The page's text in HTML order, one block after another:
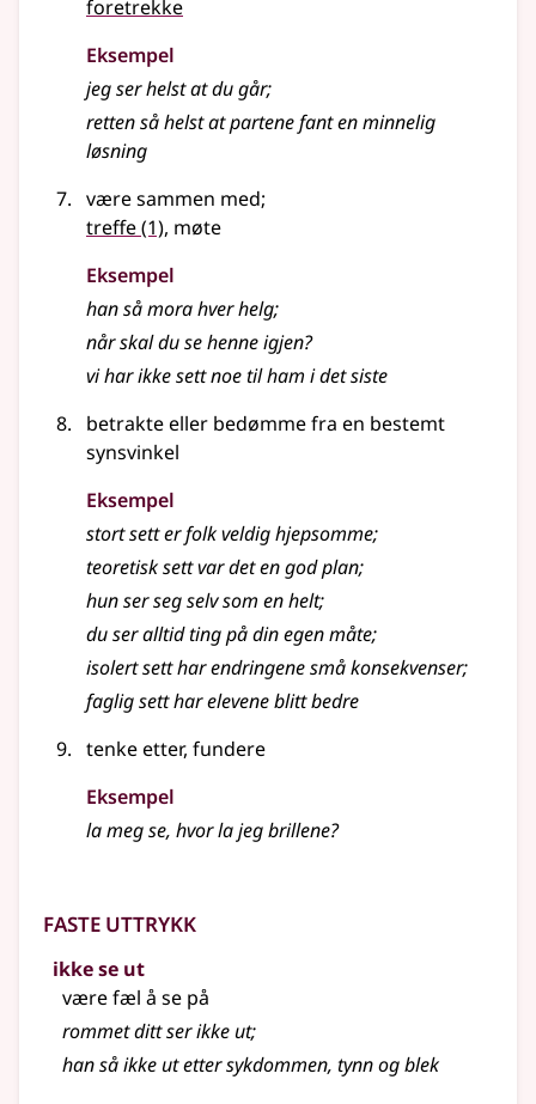
foretrekke
Eksempel
jeg ser helst at du går;
retten så helst at partene fant en minnelig
løsning
være sammen med;
treffe(1), møte
Eksempel
han så mora hver helg;
når skal du se henne igjen?
vi har ikke sett noe til ham i det siste
betrakte eller bedømme fra en bestemt
synsvinkel
Eksempel
stort sett er folk veldig hjepsomme;
teoretisk sett var det en god plan;
hun ser seg selv som en helt;
du ser alltid ting på din egen måte;
isolert sett har endringene små konsekvenser;
faglig sett har elevene blitt bedre
tenke etter, fundere
Eksempel
la meg se, hvor la jeg brillene?
Faste uttrykk
ikke se ut
være fæl å se på
rommet ditt ser ikke ut;
han så ikke ut etter sykdommen, tynn og blek